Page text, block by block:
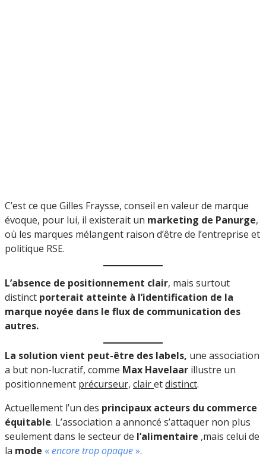
C’est ce que Gilles Fraysse, conseil en valeur de marque
évoque, pour lui, il existerait un marketing de Panurge,
où les marques mélangent raison d’être de l’entreprise et
politique RSE.
L’absence de positionnement clair, mais surtout
distinct porterait atteinte à l’identification de la
marque noyée dans le flux de communication des
autres.
La solution vient peut-être des labels, une association
a but non-lucratif, comme Max Havelaar illustre un
positionnement précurseur, clairetdistinct.
Actuellement l’un des principaux acteurs du commerce
équitable. L’association a annoncé s’attaquer non plus
seulement dans le secteur de l’alimentaire ,mais celui de
la mode «encore trop opaque».